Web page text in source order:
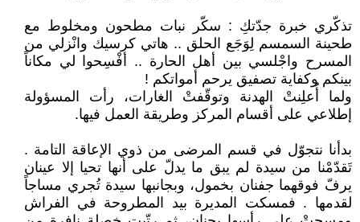
تذكّري خبرة جدّتكِ : سكّر نبات مطحون ومخلوط مع
طحينة السمسم لِوَجَع الحلق .. هاتي كرسيك وانْزلي من
المسرح واجْلسي بين أهل الحارة .. أفْسِحوا لي مكاناً
بينكم وكفاية تصفيق يرحم أمواتكم !
ولما أُعلِنتْ الهدنة وتوقّفتْ الغارات، رأت المسؤولة
إطلاعي على أقسام المركز وطريقة العمل فيها.
بدأنا نتجوّل في قسم المرضى من ذوي الإعاقة التامة .
تَقدّمْنا من سيدة لم يبق ما يدلّ على أنها تحيا إلا عينان
يرفّ فوقهما جفنان بخمول، وبجانبها سيدة تُجري مساجاً
لقدمها . فمسكت المديرة بيد المطروحة في الفراش